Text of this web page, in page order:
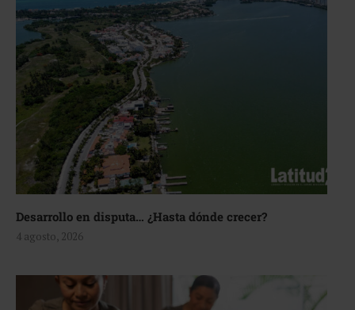
Desarrollo en disputa… ¿Hasta dónde crecer?
4 agosto, 2026